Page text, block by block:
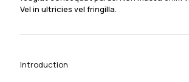
Vel in ultricies vel fringilla.
Introduction